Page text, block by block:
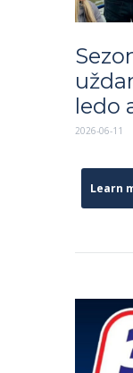
ledo
2026-06-11
Learn